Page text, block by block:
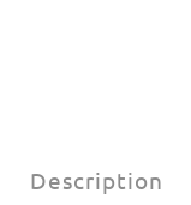
Description